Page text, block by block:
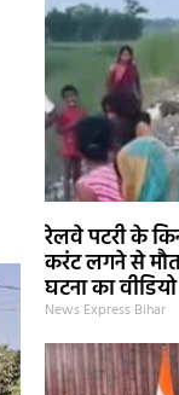
रेलवे पटरी के
करंट लगने से
घटना का वीडियो
News Express Bihar